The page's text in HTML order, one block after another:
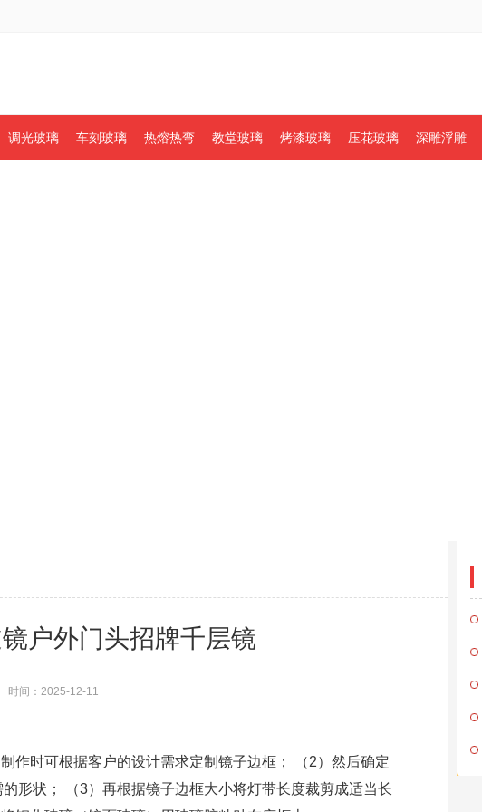
调光玻璃 车刻玻璃 热熔热弯 教堂玻璃 烤漆玻璃 压花玻璃 深雕浮雕
户外门头招牌千层镜
时间：2025-12-11
作时可根据客户的设计需求定制镜子边框； （2）然后确定
形状； （3）再根据镜子边框大小将灯带长度裁剪成适当长